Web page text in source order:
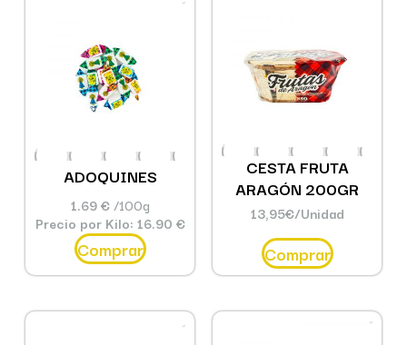
ADOQUINES
1.69 € /100g
Precio por Kilo: 16.90 €
Comprar
CESTA FRUTA
ARAGÓN 200GR
13,95€/Unidad
Comprar